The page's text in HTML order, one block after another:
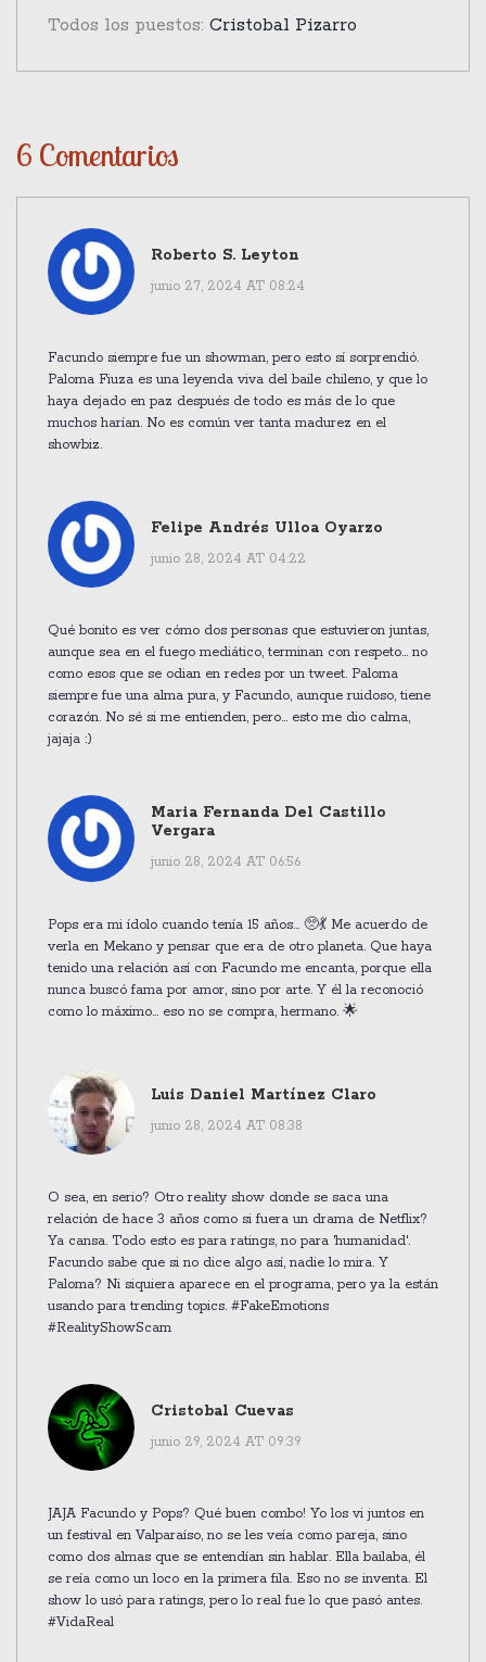
Todos los puestos: Cristobal Pizarro
6 Comentarios
Roberto S. Leyton
junio 27, 2024 AT 08:24
Facundo siempre fue un showman, pero esto sí sorprendió.
Paloma Fiuza es una leyenda viva del baile chileno, y que lo
haya dejado en paz después de todo es más de lo que
muchos harían. No es común ver tanta madurez en el
showbiz.
Felipe Andrés Ulloa Oyarzo
junio 28, 2024 AT 04:22
Qué bonito es ver cómo dos personas que estuvieron juntas,
aunque sea en el fuego mediático, terminan con respeto... no
como esos que se odian en redes por un tweet. Paloma
siempre fue una alma pura, y Facundo, aunque ruidoso, tiene
corazón. No sé si me entienden, pero... esto me dio calma,
jajaja :)
Maria Fernanda Del Castillo
Vergara
junio 28, 2024 AT 06:56
Pops era mi ídolo cuando tenía 15 años... 🥺💃 Me acuerdo de
verla en Mekano y pensar que era de otro planeta. Que haya
tenido una relación así con Facundo me encanta, porque ella
nunca buscó fama por amor, sino por arte. Y él la reconoció
como lo máximo... eso no se compra, hermano. 🌟
Luis Daniel Martínez Claro
junio 28, 2024 AT 08:38
O sea, en serio? Otro reality show donde se saca una
relación de hace 3 años como si fuera un drama de Netflix?
Ya cansa. Todo esto es para ratings, no para 'humanidad'.
Facundo sabe que si no dice algo así, nadie lo mira. Y
Paloma? Ni siquiera aparece en el programa, pero ya la están
usando para trending topics. #FakeEmotions
#RealityShowScam
Cristobal Cuevas
junio 29, 2024 AT 09:39
JAJA Facundo y Pops? Qué buen combo! Yo los vi juntos en
un festival en Valparaíso, no se les veía como pareja, sino
como dos almas que se entendían sin hablar. Ella bailaba, él
se reía como un loco en la primera fila. Eso no se inventa. El
show lo usó para ratings, pero lo real fue lo que pasó antes.
#VidaReal